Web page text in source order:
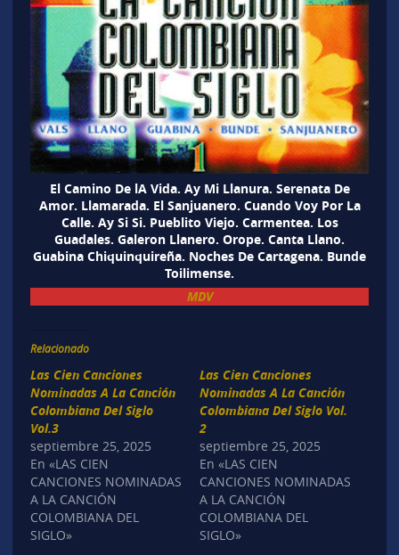
El Camino De lA Vida. Ay Mi Llanura. Serenata De
Amor. Llamarada. El Sanjuanero. Cuando Voy Por La
Calle. Ay Si Si. Pueblito Viejo. Carmentea. Los
Guadales. Galeron Llanero. Orope. Canta Llano.
Guabina Chiquinquireña. Noches De Cartagena. Bunde
Toilimense.
MDV
Relacionado
Las Cien Canciones
Nominadas A La Canción
Colombiana Del Siglo
Vol.3
septiembre 25, 2025
En «LAS CIEN
CANCIONES NOMINADAS
A LA CANCIÓN
COLOMBIANA DEL
SIGLO»
Las Cien Canciones
Nominadas A La Canción
Colombiana Del Siglo Vol.
2
septiembre 25, 2025
En «LAS CIEN
CANCIONES NOMINADAS
A LA CANCIÓN
COLOMBIANA DEL
SIGLO»